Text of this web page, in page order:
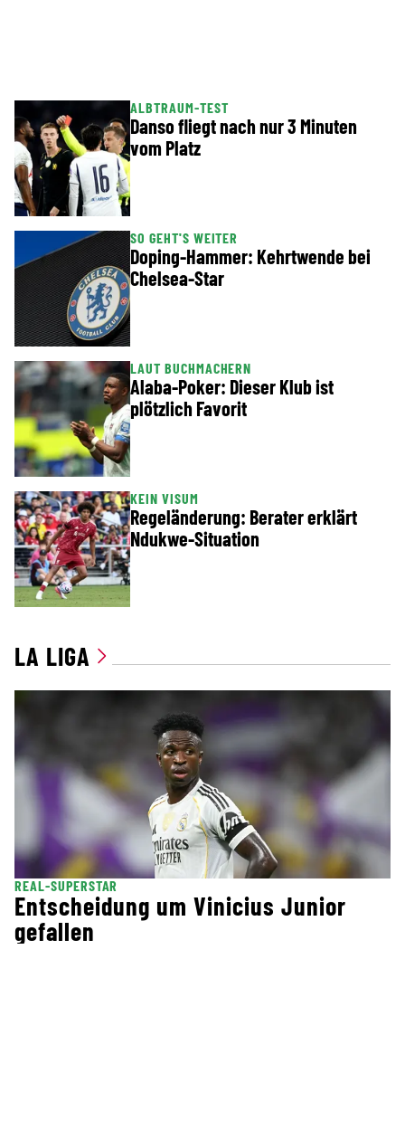
ALBTRAUM-TEST
Danso fliegt nach nur 3 Minuten
vom Platz
SO GEHT'S WEITER
Doping-Hammer: Kehrtwende bei
Chelsea-Star
LAUT BUCHMACHERN
Alaba-Poker: Dieser Klub ist
plötzlich Favorit
KEIN VISUM
Regeländerung: Berater erklärt
Ndukwe-Situation
LA LIGA
REAL-SUPERSTAR
Entscheidung um Vinicius Junior
gefallen